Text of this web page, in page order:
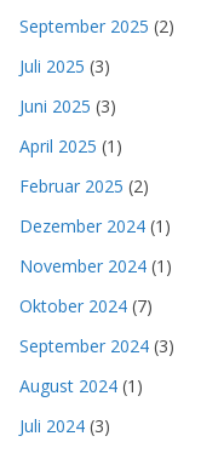
September 2025 (2)
Juli 2025 (3)
Juni 2025 (3)
April 2025 (1)
Februar 2025 (2)
Dezember 2024 (1)
November 2024 (1)
Oktober 2024 (7)
September 2024 (3)
August 2024 (1)
Juli 2024 (3)